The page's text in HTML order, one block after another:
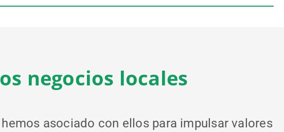
negocios locales
asociado con ellos para impulsar valores